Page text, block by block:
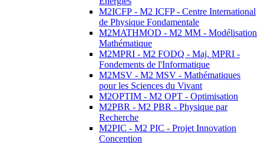
M2ICFP - M2 ICFP - Centre International
de Physique Fondamentale
M2MATHMOD - M2 MM - Modélisation
Mathématique
M2MPRI - M2 FODQ - Maj. MPRI -
Fondements de l'Informatique
M2MSV - M2 MSV - Mathématiques
pour les Sciences du Vivant
M2OPTIM - M2 OPT - Optimisation
M2PBR - M2 PBR - Physique par
Recherche
M2PIC - M2 PIC - Projet Innovation
Conception